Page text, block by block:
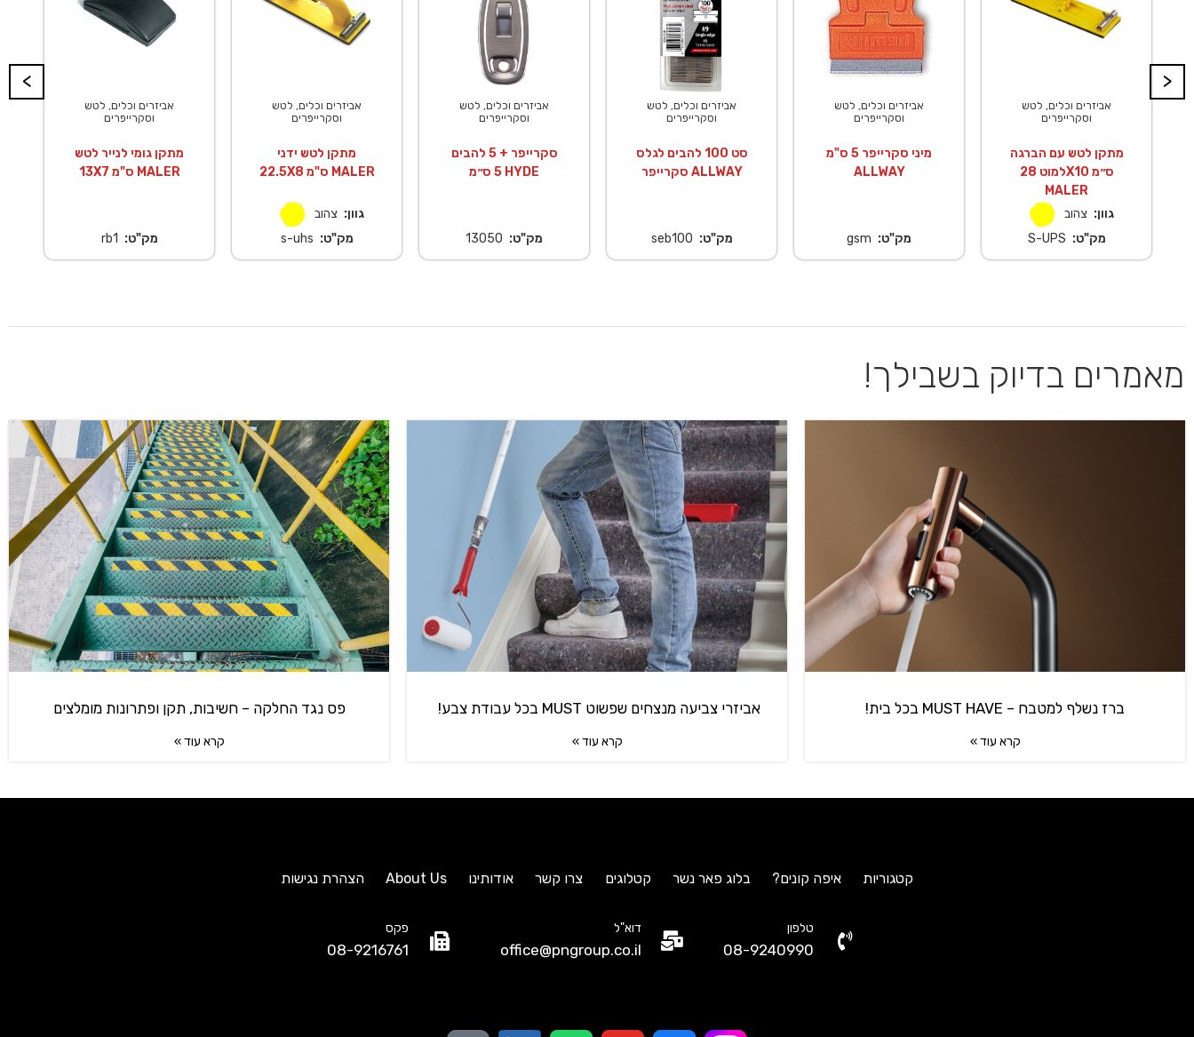
>
אביזרים וכלים, לטש
וסקרייפרים
מתקן לטש עם הברגה
למוט 28X10 ס״מ
MALER
גוון: צהוב
מק"ט: S-UPS
אביזרים וכלים, לטש
וסקרייפרים
מיני סקרייפר 5 ס"מ
ALLWAY
מק"ט: gsm
אביזרים וכלים, לטש
וסקרייפרים
סט 100 להבים לגלס
סקרייפר ALLWAY
מק"ט: seb100
אביזרים וכלים, לטש
וסקרייפרים
סקרייפר + 5 להבים
5 ס״מ HYDE
מק"ט: 13050
אביזרים וכלים, לטש
וסקרייפרים
מתקן לטש ידני
22.5X8 ס"מ MALER
גוון: צהוב
מק"ט: s-uhs
אביזרים וכלים, לטש
וסקרייפרים
מתקן גומי לנייר לטש
13X7 ס"מ MALER
מק"ט: rb1
<
מאמרים בדיוק בשבילך!
ברז נשלף למטבח – MUST HAVE בכל בית!
קרא עוד »
אביזרי צביעה מנצחים שפשוט MUST בכל עבודת צבע!
קרא עוד »
פס נגד החלקה – חשיבות, תקן ופתרונות מומלצים
קרא עוד »
קטגוריות איפה קונים? בלוג פאר נשר קטלוגים צרו קשר אודותינו About Us הצהרת נגישות
טלפון
08-9240990
דוא"ל
office@pngroup.co.il
פקס
08-9216761